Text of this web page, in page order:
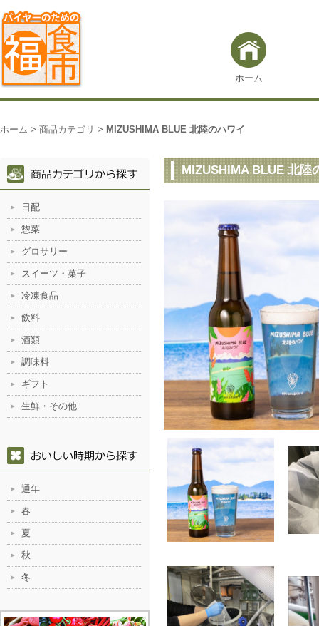
ホーム
ホーム > 商品カテゴリ > MIZUSHIMA BLUE 北陸のハワイ
MIZUSHIMA BLUE 北陸
日配
惣菜
グロサリー
スイーツ・菓子
冷凍食品
飲料
酒類
調味料
ギフト
生鮮・その他
通年
春
夏
秋
冬